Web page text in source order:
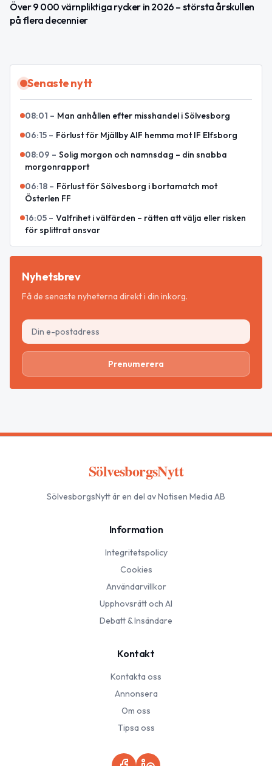
Över 9 000 värnpliktiga rycker in 2026 – största årskullen
på flera decennier
Senaste nytt
08:01 – Man anhållen efter misshandel i Sölvesborg
06:15 – Förlust för Mjällby AIF hemma mot IF Elfsborg
08:09 – Solig morgon och namnsdag – din snabba
morgonrapport
06:18 – Förlust för Sölvesborg i bortamatch mot
Österlen FF
16:05 – Valfrihet i välfärden – rätten att välja eller risken
för splittrat ansvar
Nyhetsbrev
Få de senaste nyheterna direkt i din inkorg.
Prenumerera
SölvesborgsNytt
SölvesborgsNyttär en del av Notisen Media AB
Information
Integritetspolicy
Cookies
Användarvillkor
Upphovsrätt och AI
Debatt & Insändare
Kontakt
Kontakta oss
Annonsera
Om oss
Tipsa oss